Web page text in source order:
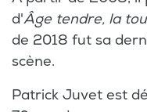
d'Âge tendre, la
de 2018 fut sa
scène.
Patrick Juvet est